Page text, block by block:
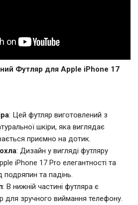
Футляр для Apple iPhone 17
: Цей футляр виготовлений з
шкіри, яка виглядає
приємно на дотик.
: Дизайн у вигляді футляру
iPhone 17 Pro елегантності та
подряпин та падінь.
: В нижній частині футляра є
для зручного виймання телефону.